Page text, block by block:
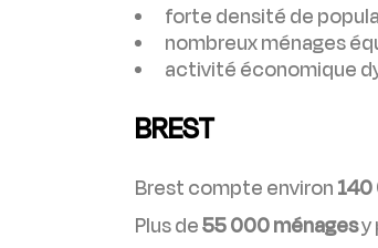
forte densité de
nombreux ménages
activité économique
BREST
Brest compte environ
Plus de55 000 ménagesy